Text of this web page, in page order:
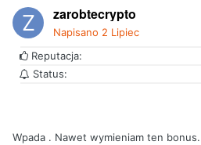
zarobtecrypto
Napisano 2 Lipiec
Reputacja:
Status:
Wpada . Nawet wymieniam ten bonus.